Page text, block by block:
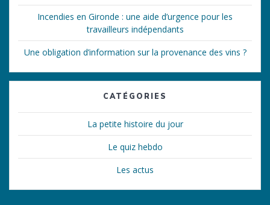
Incendies en Gironde : une aide d’urgence pour les
travailleurs indépendants
Une obligation d’information sur la provenance des vins ?
CATÉGORIES
La petite histoire du jour
Le quiz hebdo
Les actus